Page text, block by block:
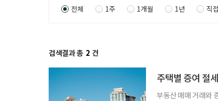
전체 1주 1개월 1년 직
검색결과 총 2 건
주택별 증여 절
부동산 매매 거래와